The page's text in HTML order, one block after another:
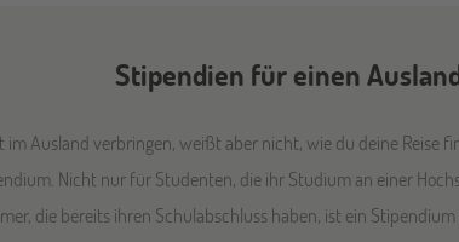
Stipendien für einen
im Ausland verbringen, weißt aber nicht, wie du deine Reise
Nicht nur für Studenten, die ihr Studium an einer
die bereits ihren Schulabschluss haben, ist ein